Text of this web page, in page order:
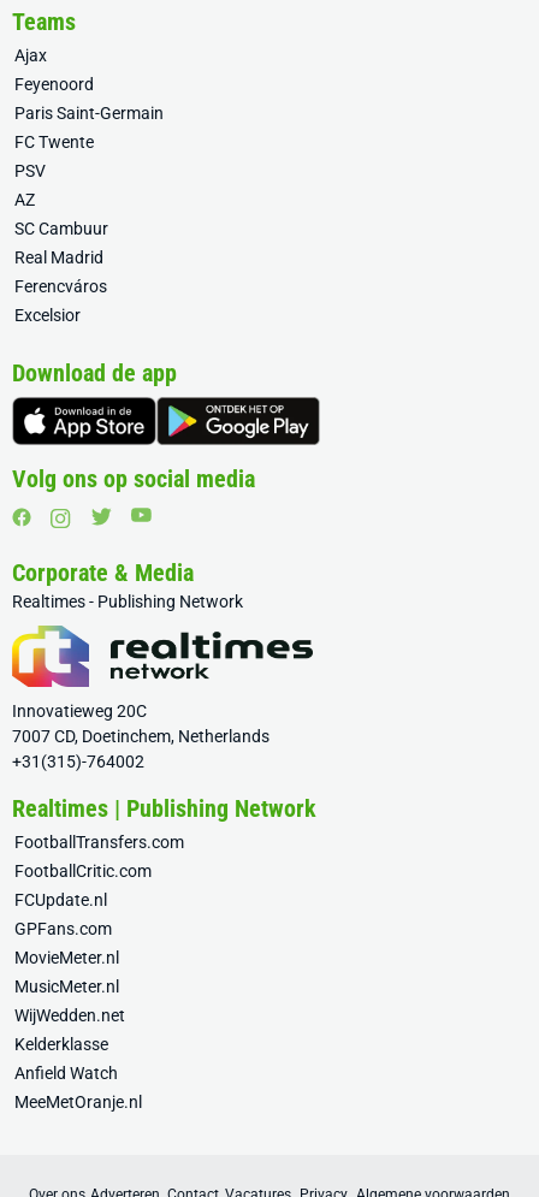
Teams
Ajax
Feyenoord
Paris Saint-Germain
FC Twente
PSV
AZ
SC Cambuur
Real Madrid
Ferencváros
Excelsior
Download de app
Volg ons op social media
Corporate & Media
Realtimes - Publishing Network
Innovatieweg 20C
7007 CD, Doetinchem, Netherlands
+31(315)-764002
Realtimes | Publishing Network
FootballTransfers.com
FootballCritic.com
FCUpdate.nl
GPFans.com
MovieMeter.nl
MusicMeter.nl
WijWedden.net
Kelderklasse
Anfield Watch
MeeMetOranje.nl